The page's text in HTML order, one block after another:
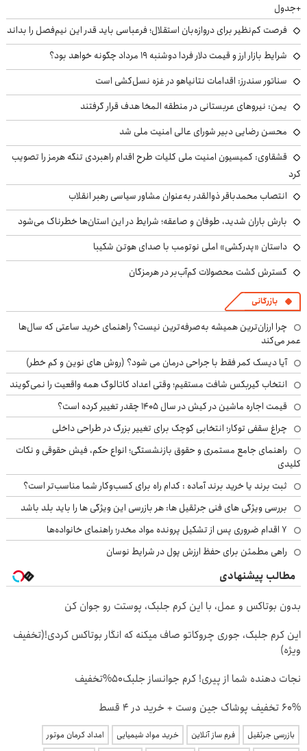
+جدول
فرصت کم‌نظیر برای دروازه‌بان استقلال؛ فرعباسی باید قدر این نیم‌فصل را بداند
شرایط بازار ارز و قیمت دلار فردا دوشنبه ۱۹ مرداد چگونه خواهد بود؟
سناتور سندرز: اقدامات نتانیاهو در غزه نسل‌کشی است
یمن: نیروهای عربستانی در منطقه المخا هدف قرار گرفتند
محسن رضایی دبیر شورای عالی امنیت ملی شد
قشقاوی: کمیسیون امنیت ملی کلیات طرح اقدام راهبردی تنگه هرمز را تصویب
کرد
انتصاب محمدباقر ذوالقدر به‌عنوان مشاور سیاسی رهبر انقلاب
بارش باران شدید، طوفان و صاعقه؛ شرایط در این استان‌ها خطرناک می‌شود
داستان «پدرکشی» املی نوتومب با صدای هوتن شکیبا
گسترش کشت محصولات کم‌آب‌بر در هرمزگان
بازرگانی
چرا ارزان‌ترین همیشه به‌صرفه‌ترین نیست؟ راهنمای خرید ساعتی که سال‌ها
عمر می‌کند
آیا دیسک کمر فقط با جراحی درمان می شود؟ (روش های نوین و کم خطر)
انتخاب گیربکس شافت مستقیم؛ وقتی اعداد کاتالوگ همه واقعیت را نمی‌گویند
قیمت اجاره ماشین در کیش در سال ۱۴۰۵ چقدر تغییر کرده است؟
چراغ سقفی توکار؛ انتخابی کوچک برای تغییر بزرگ در طراحی داخلی
راهنمای جامع مستمری و حقوق بازنشستگی؛ انواع حکم، فیش حقوقی و نکات
کلیدی
ثبت برند یا خرید برند آماده : کدام راه برای کسب‌وکار شما مناسب‌تر است؟
بررسی ویژگی های فنی جرثقیل ها: هر بازرسی این ویژگی ها را باید بلد باشد
۷ اقدام ضروری پس از تشکیل پرونده مواد مخدر؛ راهنمای خانواده‌ها
راهی مطمئن برای حفظ ارزش پول در شرایط نوسان
مطالب پیشنهادی
بدون بوتاکس و عمل، با این کرم جلبک، پوستت رو جوان کن
این کرم جلبک، جوری چروکاتو صاف میکنه که انگار بوتاکس کردی!(تخفیف
ویژه)
نجات دهنده شما از پیری! کرم جوانساز جلبک50%تخفیف
60% تخفیف پوشاک جین وست + خرید در 4 قسط
بازرسی جرثقیل فرم ساز آنلاین خرید مواد شیمیایی امداد کرمان موتور